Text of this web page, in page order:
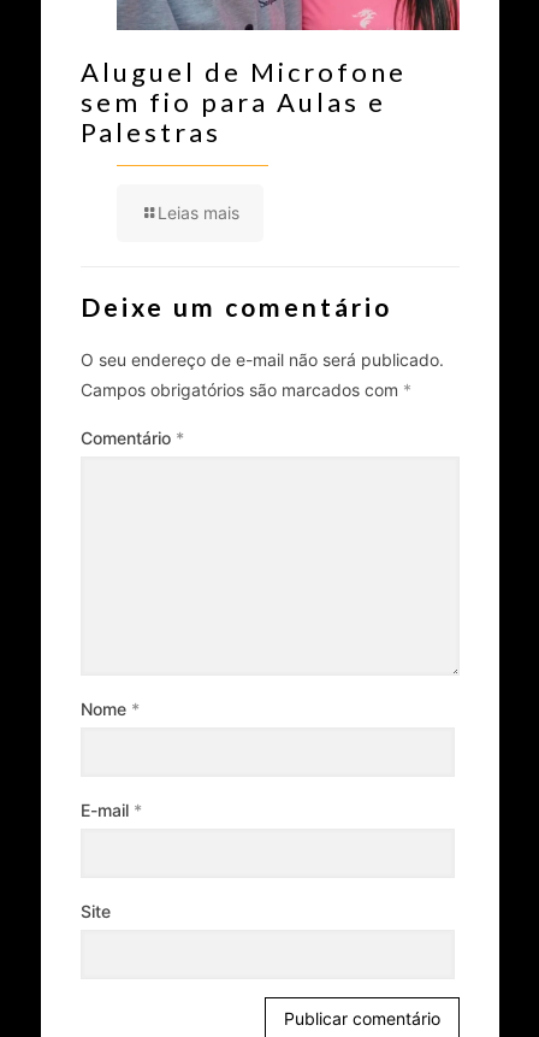
Aluguel de Microfone
sem fio para Aulas e
Palestras
Leias mais
Deixe um comentário
O seu endereço de e-mail não será publicado.
Campos obrigatórios são marcados com *
Comentário *
Nome *
E-mail *
Site